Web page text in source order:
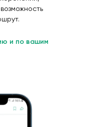
и по вашим